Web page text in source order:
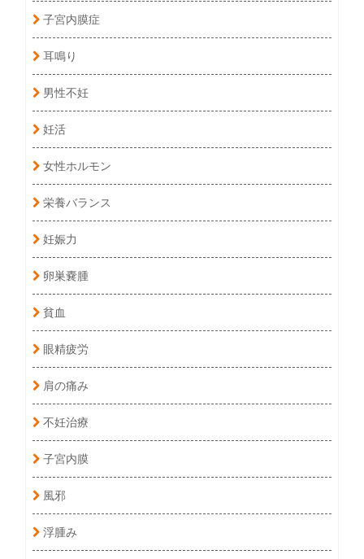
子宮内膜症
耳鳴り
男性不妊
妊活
女性ホルモン
栄養バランス
妊娠力
卵巣嚢腫
貧血
眼精疲労
肩の痛み
不妊治療
子宮内膜
風邪
浮腫み